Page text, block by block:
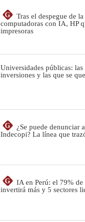
G
Tras el despegue de
computadoras con IA, HP
impresoras
Universidades públicas: las
inversiones y las que se
G
¿Se puede denunciar
Indecopi? La línea que
G
IA en Perú: el 79% de
invertirá más y 5 sectores